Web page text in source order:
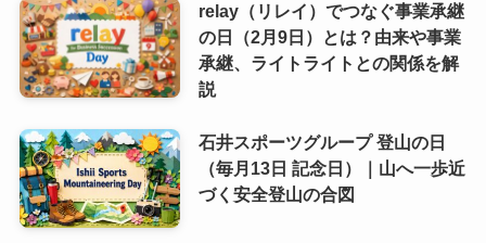
relay（リレイ）でつなぐ事業承継
の日（2月9日）とは？由来や事業
承継、ライトライトとの関係を解
説
石井スポーツグループ 登山の日
（毎月13日 記念日）｜山へ一歩近
づく安全登山の合図